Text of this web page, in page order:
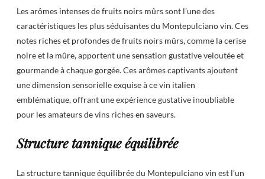
Les arômes intenses de fruits noirs mûrs sont l’une des
caractéristiques les plus séduisantes du Montepulciano vin. Ces
notes riches et profondes de fruits noirs mûrs, comme la cerise
noire et la mûre, apportent une sensation gustative veloutée et
gourmande à chaque gorgée. Ces arômes captivants ajoutent
une dimension sensorielle exquise à ce vin italien
emblématique, offrant une expérience gustative inoubliable
pour les amateurs de vins riches en saveurs.
Structure tannique équilibrée
La structure tannique équilibrée du Montepulciano vin est l’un